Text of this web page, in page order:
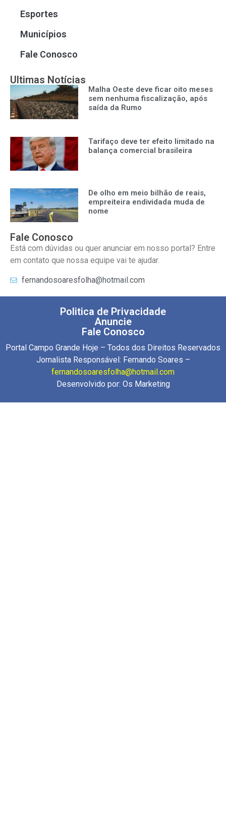
Esportes
Municípios
Fale Conosco
Ultimas Notícias
Malha Oeste deve ficar oito meses
sem nenhuma fiscalização, após
saída da Rumo
Tarifaço deve ter efeito limitado na
balança comercial brasileira
De olho em meio bilhão de reais,
empreiteira endividada muda de
nome
Fale Conosco
Está com dúvidas ou quer anunciar em nosso portal? Entre
em contato que nossa equipe vai te ajudar.
fernandosoaresfolha@hotmail.com
Politica de Privacidade
Anuncie
Fale Conosco
Portal Campo Grande Hoje – Todos dos Direitos Reservados
Jornalista Responsável: Fernando Soares –
fernandosoaresfolha@hotmail.com
Desenvolvido por: Os Marketing